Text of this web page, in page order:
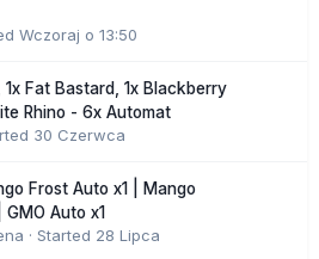
Wczoraj o 13:50
Fat Bastard, 1x Blackberry
Rhino - 6x Automat
30 Czerwca
Frost Auto x1 | Mango
Auto x1
· Started 28 Lipca